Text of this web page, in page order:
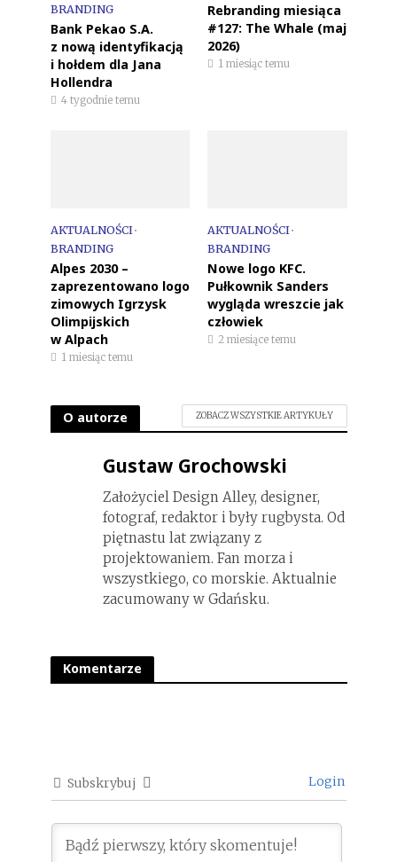
BRANDING
Bank Pekao S.A.
z nową identyfikacją
i hołdem dla Jana
Hollendra
4 tygodnie temu
Rebranding miesiąca
#127: The Whale (maj
2026)
1 miesiąc temu
AKTUALNOŚCI•
BRANDING
Alpes 2030 –
zaprezentowano logo
zimowych Igrzysk
Olimpijskich
w Alpach
1 miesiąc temu
AKTUALNOŚCI•
BRANDING
Nowe logo KFC.
Pułkownik Sanders
wygląda wreszcie jak
człowiek
2 miesiące temu
O autorze ZOBACZ WSZYSTKIE ARTYKUŁY
Gustaw Grochowski
Założyciel Design Alley, designer,
fotograf, redaktor i były rugbysta. Od
piętnastu lat związany z
projektowaniem. Fan morza i
wszystkiego, co morskie. Aktualnie
zacumowany w Gdańsku.
Komentarze
Subskrybuj Login